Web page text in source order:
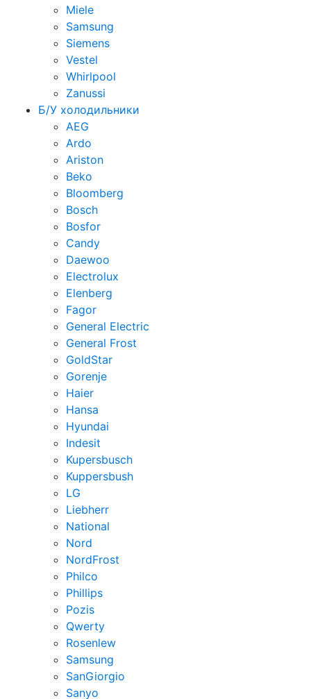
Miele
Samsung
Siemens
Vestel
Whirlpool
Zanussi
Б/У холодильники
AEG
Ardo
Ariston
Beko
Bloomberg
Bosch
Bosfor
Candy
Daewoo
Electrolux
Elenberg
Fagor
General Electric
General Frost
GoldStar
Gorenje
Haier
Hansa
Hyundai
Indesit
Kupersbusch
Kuppersbush
LG
Liebherr
National
Nord
NordFrost
Philco
Phillips
Pozis
Qwerty
Rosenlew
Samsung
SanGiorgio
Sanyo